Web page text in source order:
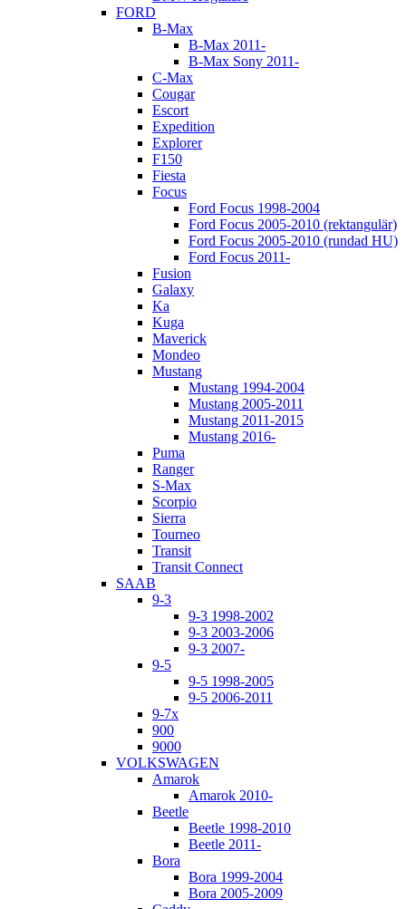
FORD
B-Max
B-Max 2011-
B-Max Sony 2011-
C-Max
Cougar
Escort
Expedition
Explorer
F150
Fiesta
Focus
Ford Focus 1998-2004
Ford Focus 2005-2010 (rektangulär)
Ford Focus 2005-2010 (rundad HU)
Ford Focus 2011-
Fusion
Galaxy
Ka
Kuga
Maverick
Mondeo
Mustang
Mustang 1994-2004
Mustang 2005-2011
Mustang 2011-2015
Mustang 2016-
Puma
Ranger
S-Max
Scorpio
Sierra
Tourneo
Transit
Transit Connect
SAAB
9-3
9-3 1998-2002
9-3 2003-2006
9-3 2007-
9-5
9-5 1998-2005
9-5 2006-2011
9-7x
900
9000
VOLKSWAGEN
Amarok
Amarok 2010-
Beetle
Beetle 1998-2010
Beetle 2011-
Bora
Bora 1999-2004
Bora 2005-2009